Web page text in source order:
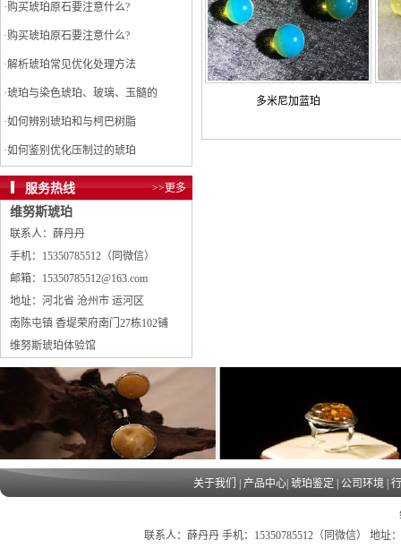
·购买琥珀原石要注意什么?
·购买琥珀原石要注意什么?
·解析琥珀常见优化处理方法
·琥珀与染色琥珀、玻璃、玉髓的
·如何辨别琥珀和与柯巴树脂
·如何鉴别优化压制过的琥珀
服务热线 >>更多
维努斯琥珀
联系人：薛丹丹
手机：15350785512（同微信）
邮箱：15350785512@163.com
地址：河北省 沧州市 运河区
南陈屯镇 香堤荣府南门27栋102铺
维努斯琥珀体验馆
多米尼加蓝珀
关于我们 产品中心 琥珀鉴定 公司环境
联系人：薛丹丹 手机：15350785512（同微信） 地